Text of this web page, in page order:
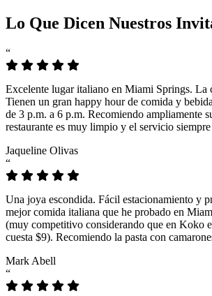
Lo Que Dicen Nuestros
“
Excelente lugar italiano en Miami Springs. La
Tienen un gran happy hour de comida y
de 3 p.m. a 6 p.m. Recomiendo ampliamente
restaurante es muy limpio y el servicio siempre
Jaqueline Olivas
“
Una joya escondida. Fácil estacionamiento y
mejor comida italiana que he probado en
(muy competitivo considerando que en Koko
cuesta $9). Recomiendo la pasta con
Mark Abell
“